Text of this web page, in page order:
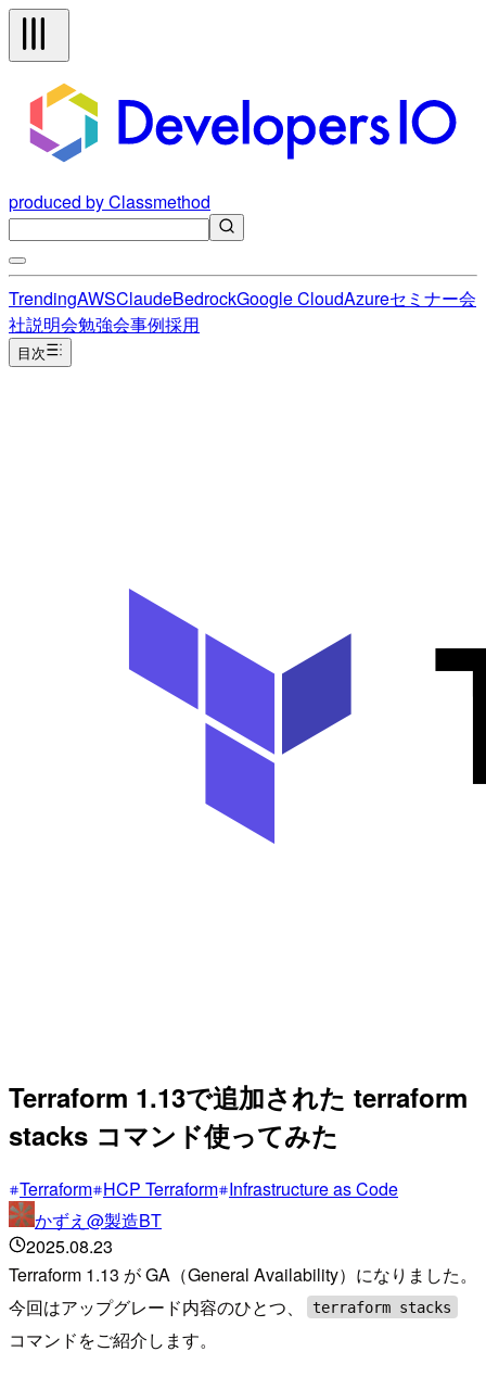
produced by Classmethod
TrendingAWSClaudeBedrockGoogle CloudAzureセミナー会
社説明会勉強会事例採用
目次
Terraform 1.13で追加された terraform
stacks コマンド使ってみた
Terraform HCP Terraform Infrastructure as Code
かずえ@製造BT
2025.08.23
Terraform 1.13 が GA（General Availability）になりました。
今回はアップグレード内容のひとつ、
terraform stacks
コマンドをご紹介します。